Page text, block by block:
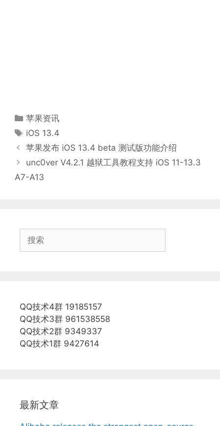
分
类
苹果资讯
标
签
iOS 13.4
苹果发布 iOS 13.4 beta 测试版功能介绍
unc0ver V4.2.1 越狱工具教程支持 iOS 11-13.3
A7-A13
QQ技术4群 19185157
QQ技术3群 961538558
QQ技术2群 9349337
QQ技术1群 9427614
最新文章